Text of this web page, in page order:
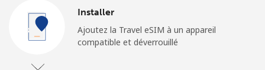
Installer
Ajoutez la Travel eSIM à un appareil
compatible et déverrouillé